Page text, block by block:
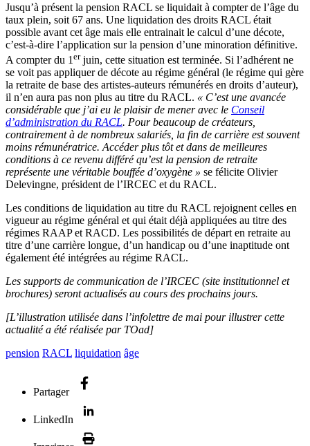
Jusqu’à présent la pension RACL se liquidait à compter de l’âge du
taux plein, soit 67 ans. Une liquidation des droits RACL était
possible avant cet âge mais elle entrainait le calcul d’une décote,
c’est-à-dire l’application sur la pension d’une minoration définitive.
A compter du 1 erjuin, cette situation est terminée. Si l’adhérent ne
se voit pas appliquer de décote au régime général (le régime qui gère
la retraite de base des artistes-auteurs rémunérés en droits d’auteur),
il n’en aura pas non plus au titre du RACL. « C’est une avancée
considérable que j’ai eu le plaisir de mener avec le Conseil
d’administration du RACL. Pour beaucoup de créateurs,
contrairement à de nombreux salariés, la fin de carrière est souvent
moins rémunératrice. Accéder plus tôt et dans de meilleures
conditions à ce revenu différé qu’est la pension de retraite
représente une véritable bouffée d’oxygène » se félicite Olivier
Delevingne, président de l’IRCEC et du RACL.
Les conditions de liquidation au titre du RACL rejoignent celles en
vigueur au régime général et qui était déjà appliquées au titre des
régimes RAAP et RACD. Les possibilités de départ en retraite au
titre d’une carrière longue, d’un handicap ou d’une inaptitude ont
également été intégrées au régime RACL.
Les supports de communication de l’IRCEC (site institutionnel et
brochures) seront actualisés au cours des prochains jours.
[L’illustration utilisée dans l’infolettre de mai pour illustrer cette
actualité a été réalisée par TOad]
pension RACL liquidation âge
Partager
LinkedIn